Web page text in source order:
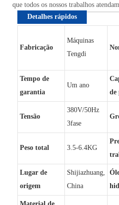
que todos os nossos trabalhos
Detalhes rápidos
Fabricação
Máquinas
Tengdi
Tempo de
garantia
Um ano
de
Tensão
380V/50Hz
3fase
Peso total 3.5-6.4KG
Lugar de
origem
Shijiazhuang,
China